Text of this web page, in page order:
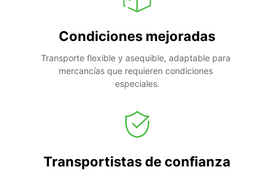
Condiciones mejoradas
Transporte flexible y asequible, adaptable para
mercancías que requieren condiciones
especiales.
Transportistas de confianza